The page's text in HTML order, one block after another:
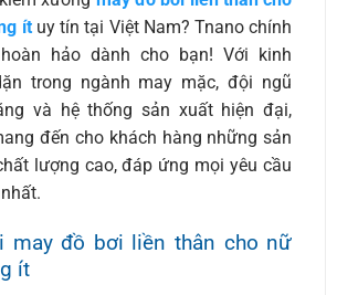
ítuy tín tại Việt Nam? Tnano chính
hảo dành cho bạn! Với kinh
trong ngành may mặc, đội ngũ
và hệ thống sản xuất hiện đại,
đến cho khách hàng những sản
lượng cao, đáp ứng mọi yêu cầu
may đồ bơi liền thân cho nữ
ít